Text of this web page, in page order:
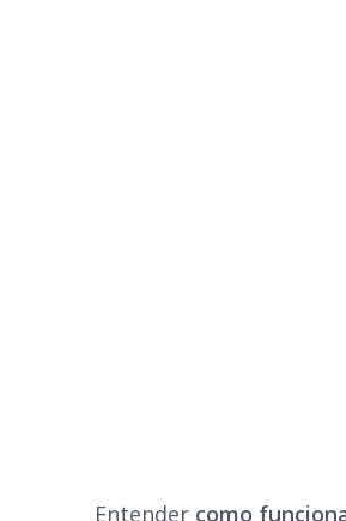
Entender como